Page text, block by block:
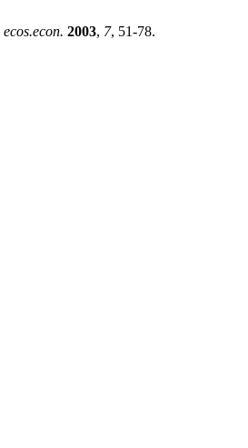
ecos.econ. 2003, 7, 51-78.